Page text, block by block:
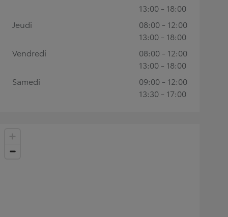
13:00 - 18:00
Jeudi
08:00 - 12:00
13:00 - 18:00
Vendredi
08:00 - 12:00
13:00 - 18:00
Samedi
09:00 - 12:00
13:30 - 17:00